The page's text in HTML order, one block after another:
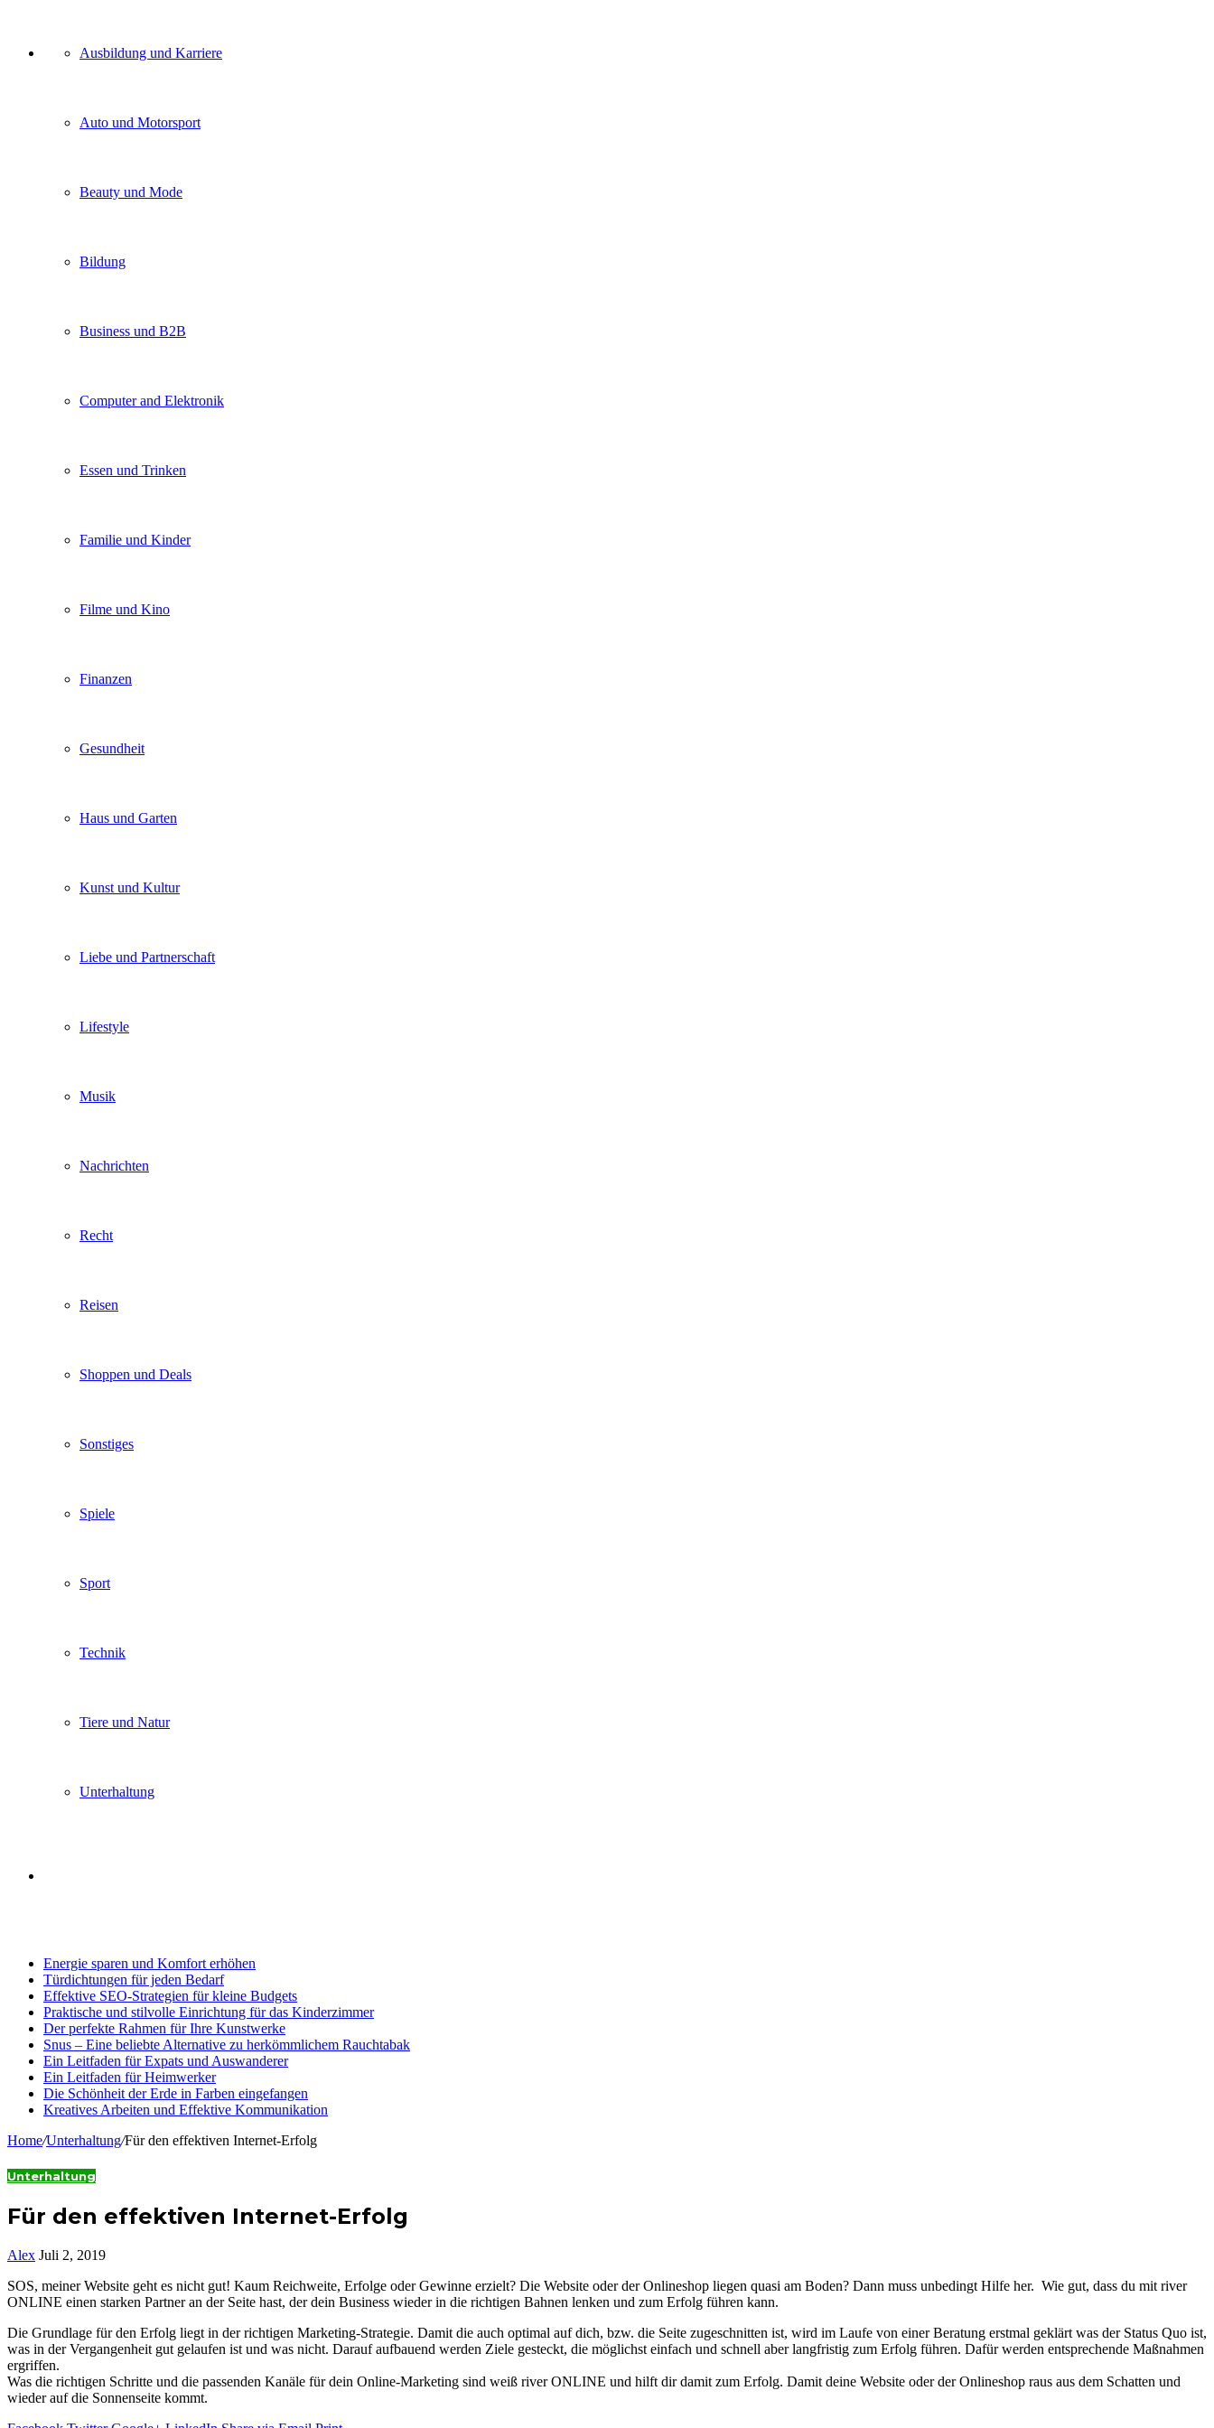
Unser
Kategorien
Ausbildung und Karriere
Auto und Motorsport
Beauty und Mode
Bildung
Business und B2B
Computer and Elektronik
Essen und Trinken
Familie und Kinder
Filme und Kino
Finanzen
Gesundheit
Haus und Garten
Kunst und Kultur
Liebe und Partnerschaft
Lifestyle
Musik
Nachrichten
Recht
Reisen
Shoppen und Deals
Sonstiges
Spiele
Sport
Technik
Tiere und Natur
Unterhaltung
Energie sparen und Komfort erhöhen
Türdichtungen für jeden Bedarf
Effektive SEO-Strategien für kleine Budgets
Praktische und stilvolle Einrichtung für das Kinderzimmer
Der perfekte Rahmen für Ihre Kunstwerke
Snus – Eine beliebte Alternative zu herkömmlichem Rauchtabak
Ein Leitfaden für Expats und Auswanderer
Ein Leitfaden für Heimwerker
Die Schönheit der Erde in Farben eingefangen
Kreatives Arbeiten und Effektive Kommunikation
Home/Unterhaltung/Für den effektiven Internet-Erfolg
Unterhaltung
Für den effektiven Internet-Erfolg
Alex Juli 2, 2019
SOS, meiner Website geht es nicht gut! Kaum Reichweite, Erfolge oder Gewinne erzielt? Die Website oder der Onlineshop liegen quasi am Boden? Dann muss unbedingt Hilfe her. Wie gut, dass du mit river
ONLINE einen starken Partner an der Seite hast, der dein Business wieder in die richtigen Bahnen lenken und zum Erfolg führen kann.
Die Grundlage für den Erfolg liegt in der richtigen Marketing-Strategie. Damit die auch optimal auf dich, bzw. die Seite zugeschnitten ist, wird im Laufe von einer Beratung erstmal geklärt was der Status Quo ist,
was in der Vergangenheit gut gelaufen ist und was nicht. Darauf aufbauend werden Ziele gesteckt, die möglichst einfach und schnell aber langfristig zum Erfolg führen. Dafür werden entsprechende Maßnahmen
ergriffen.
Was die richtigen Schritte und die passenden Kanäle für dein Online-Marketing sind weiß river ONLINE und hilft dir damit zum Erfolg. Damit deine Website oder der Onlineshop raus aus dem Schatten und
wieder auf die Sonnenseite kommt.